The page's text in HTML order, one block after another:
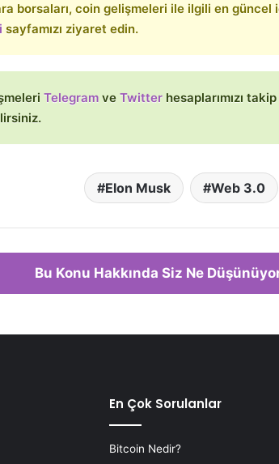
borsaları, coin gelişmeleri ile ilgili en
sayfamızı ziyaret edin.
Telegram ve Twitter hesaplarımızı
Elon Musk Web 3.0
Bu Konu Hakkında Siz Ne
En Çok Sorulanlar
Bitcoin Nedir?